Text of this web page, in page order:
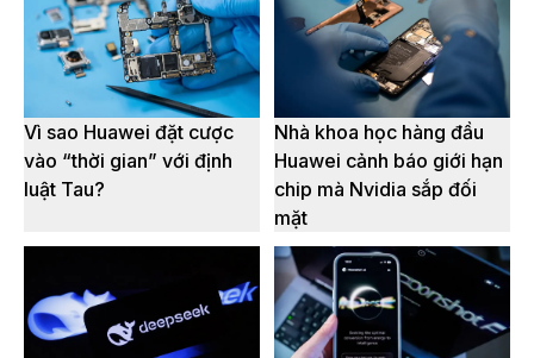
Vì sao Huawei đặt cược
vào “thời gian” với định
luật Tau?
Nhà khoa học hàng đầu
Huawei cảnh báo giới hạn
chip mà Nvidia sắp đối
mặt